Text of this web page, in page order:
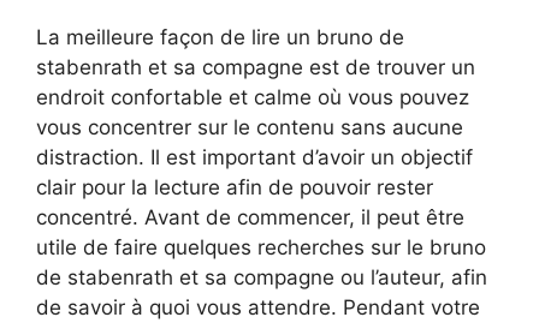
La meilleure façon de lire un bruno de
stabenrath et sa compagne est de trouver un
endroit confortable et calme où vous pouvez
vous concentrer sur le contenu sans aucune
distraction. Il est important d’avoir un objectif
clair pour la lecture afin de pouvoir rester
concentré. Avant de commencer, il peut être
utile de faire quelques recherches sur le bruno
de stabenrath et sa compagne ou l’auteur, afin
de savoir à quoi vous attendre. Pendant votre